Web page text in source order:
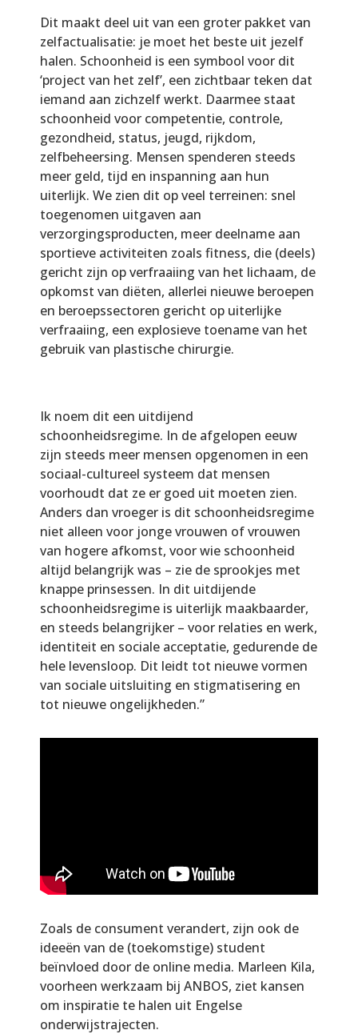
Dit maakt deel uit van een groter pakket van
zelfactualisatie: je moet het beste uit jezelf
halen. Schoonheid is een symbool voor dit
‘project van het zelf’, een zichtbaar teken dat
iemand aan zichzelf werkt. Daarmee staat
schoonheid voor competentie, controle,
gezondheid, status, jeugd, rijkdom,
zelfbeheersing. Mensen spenderen steeds
meer geld, tijd en inspanning aan hun
uiterlijk. We zien dit op veel terreinen: snel
toegenomen uitgaven aan
verzorgingsproducten, meer deelname aan
sportieve activiteiten zoals fitness, die (deels)
gericht zijn op verfraaiing van het lichaam, de
opkomst van diëten, allerlei nieuwe beroepen
en beroepssectoren gericht op uiterlijke
verfraaiing, een explosieve toename van het
gebruik van plastische chirurgie.
Ik noem dit een uitdijend
schoonheidsregime. In de afgelopen eeuw
zijn steeds meer mensen opgenomen in een
sociaal-cultureel systeem dat mensen
voorhoudt dat ze er goed uit moeten zien.
Anders dan vroeger is dit schoonheidsregime
niet alleen voor jonge vrouwen of vrouwen
van hogere afkomst, voor wie schoonheid
altijd belangrijk was – zie de sprookjes met
knappe prinsessen. In dit uitdijende
schoonheidsregime is uiterlijk maakbaarder,
en steeds belangrijker – voor relaties en werk,
identiteit en sociale acceptatie, gedurende de
hele levensloop. Dit leidt tot nieuwe vormen
van sociale uitsluiting en stigmatisering en
tot nieuwe ongelijkheden.”
Zoals de consument verandert, zijn ook de
ideeën van de (toekomstige) student
beïnvloed door de online media. Marleen Kila,
voorheen werkzaam bij ANBOS, ziet kansen
om inspiratie te halen uit Engelse
onderwijstrajecten.